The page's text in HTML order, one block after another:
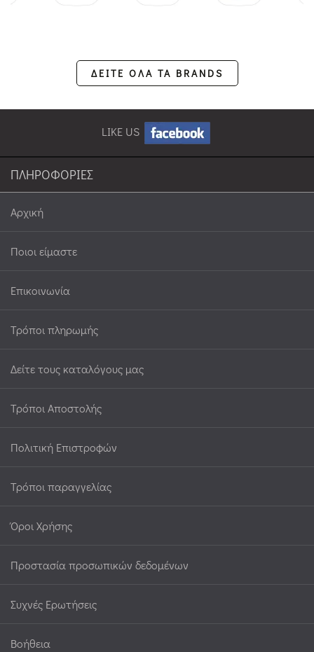
ΔΕΙΤΕ ΟΛΑ ΤΑ BRANDS
LIKE US
ΠΛΗΡΟΦΟΡΙΕΣ
Αρχική
Ποιοι είμαστε
Επικοινωνία
Τρόποι πληρωμής
Δείτε τους καταλόγους μας
Τρόποι Αποστολής
Πολιτική Επιστροφών
Τρόποι παραγγελίας
Όροι Χρήσης
Προστασία προσωπικών δεδομένων
Συχνές Ερωτήσεις
Βοήθεια